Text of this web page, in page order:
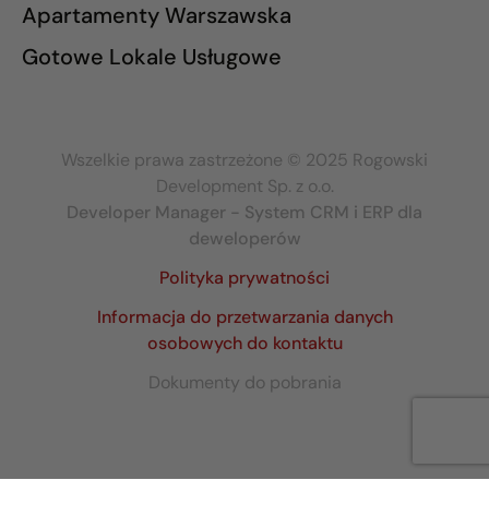
Apartamenty Warszawska
Gotowe Lokale Usługowe
Wszelkie prawa zastrzeżone © 2025 Rogowski
Development Sp. z o.o.
Developer Manager - System CRM i ERP dla
deweloperów
Polityka prywatności
Informacja do przetwarzania danych
osobowych do kontaktu
Dokumenty do pobrania